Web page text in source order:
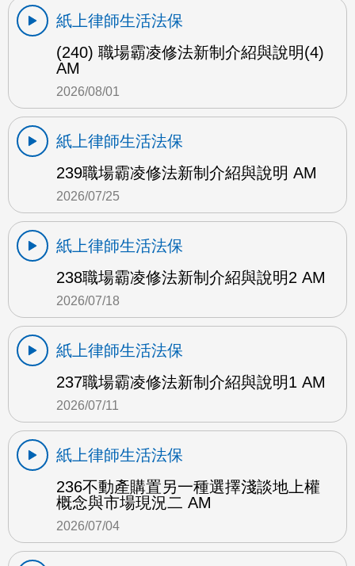
紙上律師生活法保
(240) 職場霸凌修法新制介紹與說明(4)
AM
2026/08/01
紙上律師生活法保
239職場霸凌修法新制介紹與說明 AM
2026/07/25
紙上律師生活法保
238職場霸凌修法新制介紹與說明2 AM
2026/07/18
紙上律師生活法保
237職場霸凌修法新制介紹與說明1 AM
2026/07/11
紙上律師生活法保
236不動產購置另一種選擇淺談地上權
概念與市場現況二 AM
2026/07/04